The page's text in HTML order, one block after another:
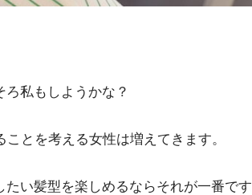
私もしようかな？
とを考える女性は増えてきます。
い髪型を楽しめるならそれが一番です